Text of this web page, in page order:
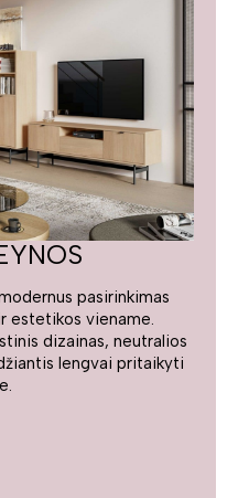
pasirinkimas
estetikos viename.
dizainas, neutralios
lengvai pritaikyti